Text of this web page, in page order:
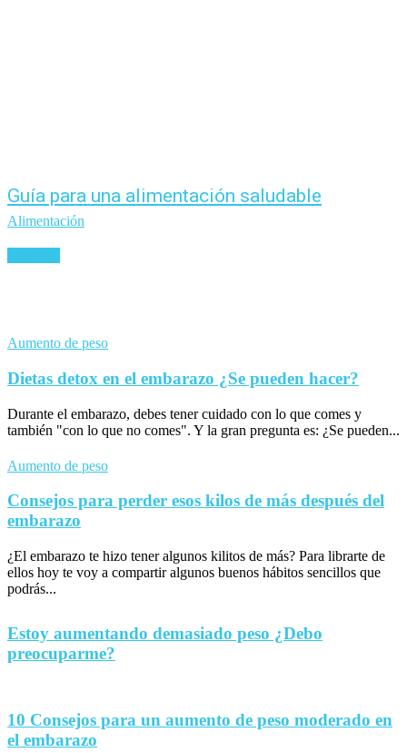
Guía para una alimentación saludable
Alimentación
Aumento de peso
Dietas detox en el embarazo ¿Se pueden hacer?
Durante el embarazo, debes tener cuidado con lo que comes y
también "con lo que no comes". Y la gran pregunta es: ¿Se pueden...
Aumento de peso
Consejos para perder esos kilos de más después del
embarazo
¿El embarazo te hizo tener algunos kilitos de más? Para librarte de
ellos hoy te voy a compartir algunos buenos hábitos sencillos que
podrás...
Estoy aumentando demasiado peso ¿Debo
preocuparme?
10 Consejos para un aumento de peso moderado en
el embarazo